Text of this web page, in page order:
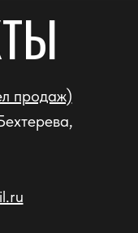
продаж)